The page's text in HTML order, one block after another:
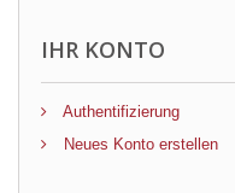
IHR KONTO
Authentifizierung
Neues Konto erstellen